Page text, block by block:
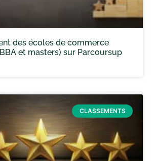
des écoles de commerce
et masters) sur Parcoursup
CLASSEMENTS